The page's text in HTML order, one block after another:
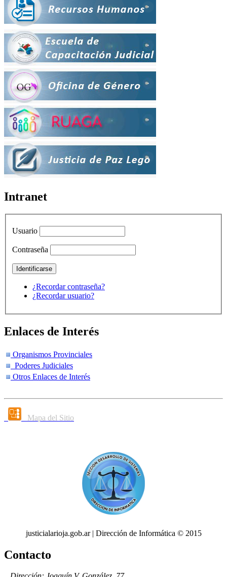
Intranet
Usuario
Contraseña
¿Recordar contraseña?
¿Recordar usuario?
Enlaces de Interés
Organismos Provinciales
Poderes Judiciales
Otros Enlaces de Interés
Mapa del Sitio
justicialarioja.gob.ar | Dirección de Informática © 2015
Contacto